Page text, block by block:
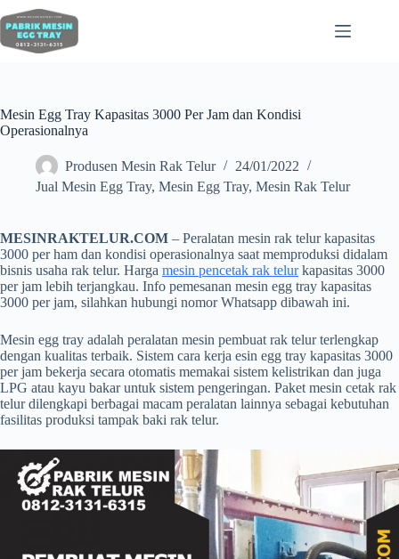
Mesin Egg Tray Kapasitas 3000 Per Jam dan Kondisi
Operasionalnya
Produsen Mesin Rak Telur
24/01/2022
Jual Mesin Egg Tray, Mesin Egg Tray, Mesin Rak Telur
MESINRAKTELUR.COM – Peralatan mesin rak telur kapasitas
3000 per ham dan kondisi operasionalnya saat memproduksi didalam
bisnis usaha rak telur. Harga mesin pencetak rak telurkapasitas 3000
per jam lebih terjangkau. Info pemesanan mesin egg tray kapasitas
3000 per jam, silahkan hubungi nomor Whatsapp dibawah ini.
Mesin egg tray adalah peralatan mesin pembuat rak telur terlengkap
dengan kualitas terbaik. Sistem cara kerja esin egg tray kapasitas 3000
per jam bekerja secara otomatis memakai sistem kelistrikan dan juga
LPG atau kayu bakar untuk sistem pengeringan. Paket mesin cetak rak
telur dilengkapi berbagai macam peralatan lainnya sebagai kebutuhan
fasilitas produksi tampak baki rak telur.